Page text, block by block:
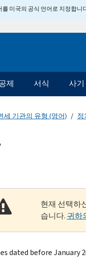
를 미국의 공식 언어로 지정합
제 서식 사기
세 기관의 유형 (영어) 정
현재 선택하
습니다. 귀하
dated before January